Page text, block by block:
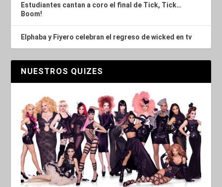
Estudiantes cantan a coro el final de Tick, Tick…
Boom!
Elphaba y Fiyero celebran el regreso de wicked en tv
NUESTROS QUIZES